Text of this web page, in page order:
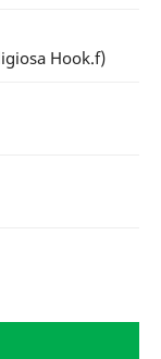
Hook.f)